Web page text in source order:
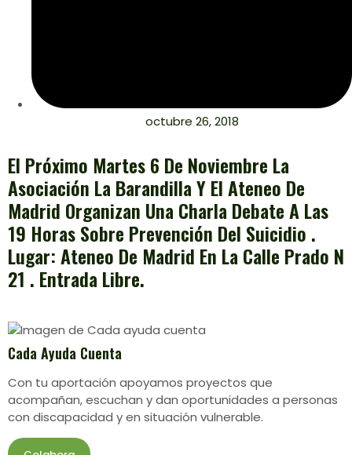
octubre 26, 2018
El Próximo Martes 6 De Noviembre La
Asociación La Barandilla Y El Ateneo De
Madrid Organizan Una Charla Debate A Las
19 Horas Sobre Prevención Del Suicidio .
Lugar: Ateneo De Madrid En La Calle Prado N
21 . Entrada Libre.
Cada Ayuda Cuenta
Con tu aportación apoyamos proyectos que
acompañan, escuchan y dan oportunidades a personas
con discapacidad y en situación vulnerable.